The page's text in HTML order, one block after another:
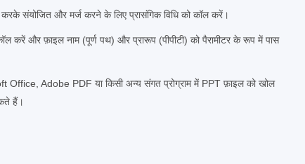
संयोजित और मर्ज करने के लिए प्रासंगिक विधि को कॉल करें।
करें और फ़ाइल नाम (पूर्ण पथ) और प्रारूप (पीपीटी) को पैरामीटर के रूप में पास
Adobe PDF या किसी अन्य संगत प्रोग्राम में PPT फ़ाइल को खोल
हैं।